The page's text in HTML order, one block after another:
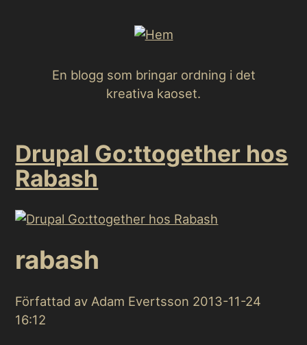
En blogg som bringar ordning i det
kreativa kaoset.
Drupal Go:ttogether hos
Rabash
rabash
Författad av Adam Evertsson 2013-11-24
16:12